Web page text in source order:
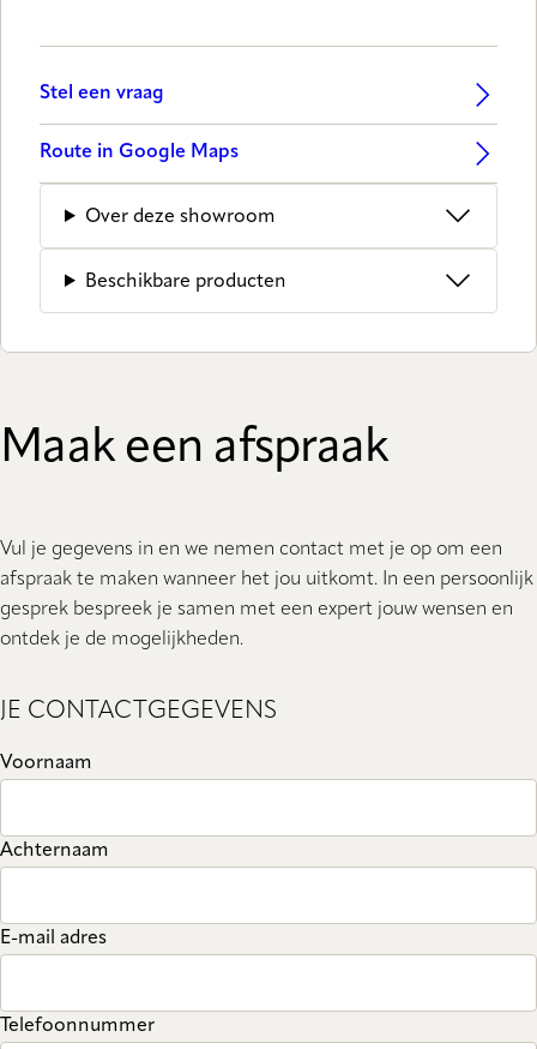
Stel een vraag
Route in Google Maps
Over deze showroom
Beschikbare producten
Maak een afspraak
Vul je gegevens in en we nemen contact met je op om een
afspraak te maken wanneer het jou uitkomt. In een persoonlijk
gesprek bespreek je samen met een expert jouw wensen en
ontdek je de mogelijkheden.
JE CONTACTGEGEVENS
Voornaam
Achternaam
E-mail adres
Telefoonnummer